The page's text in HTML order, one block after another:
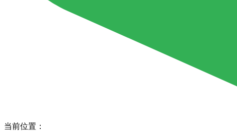
当前位置：